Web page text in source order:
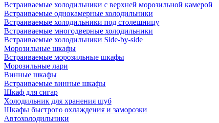
Встраиваемые холодильники с верхней морозильной камерой
Встраиваемые однокамерные холодильники
Встраиваемые холодильники под столешницу
Встраиваемые многодверные холодильники
Встраиваемые холодильники Side-by-side
Морозильные шкафы
Встраиваемые морозильные шкафы
Морозильные лари
Винные шкафы
Встраиваемые винные шкафы
Шкаф для сигар
Холодильник для хранения шуб
Шкафы быстрого охлаждения и заморозки
Автохолодильники